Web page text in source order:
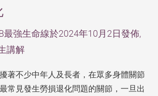
最強生命線於2024年10月2日發佈,
講解
著不少中年人及長者，在眾多身體關節
常見發生勞損退化問題的關節，一旦出